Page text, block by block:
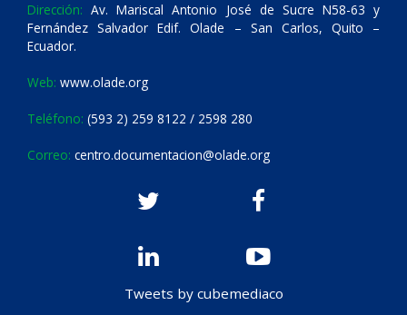
Dirección: Av. Mariscal Antonio José de Sucre N58-63 y
Fernández Salvador Edif. Olade – San Carlos, Quito –
Ecuador.
Web: www.olade.org
Teléfono: (593 2) 259 8122 / 2598 280
Correo: centro.documentacion@olade.org
Tweets by cubemediaco